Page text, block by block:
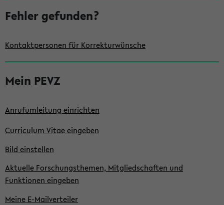
Fehler gefunden?
Kontaktpersonen für Korrekturwünsche
Mein PEVZ
Anrufumleitung einrichten
Curriculum Vitae eingeben
Bild einstellen
Aktuelle Forschungsthemen, Mitgliedschaften und
Funktionen eingeben
Meine E-Mailverteiler